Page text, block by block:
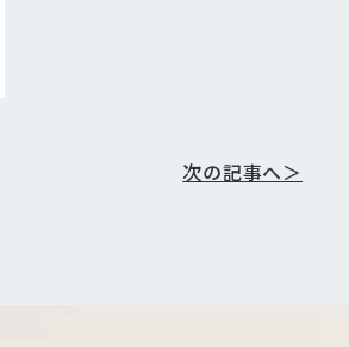
次の記事へ＞